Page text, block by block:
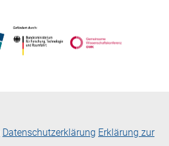
Datenschutzerklärung Erklärung zur